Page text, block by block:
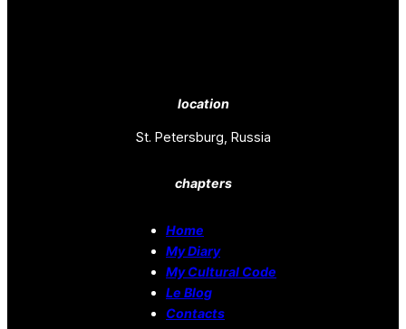
location
St. Petersburg, Russia
chapters
Home
My Diary
My Cultural Code
Le Blog
Contacts